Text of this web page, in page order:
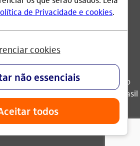
S.A.
Aranha, 100, Torre Olavo
- CEP 04344-902 - São Paulo -
S.A. é integrante do Conglomerado
do Banco Central do Brasil
múltiplo e realizar operações nos